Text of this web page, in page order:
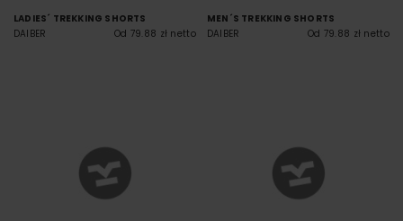
LADIES´ TREKKING SHORTS
DAIBER
Od 79.88 zł netto
MEN´S TREKKING SHORTS
DAIBER
Od 79.88 zł netto